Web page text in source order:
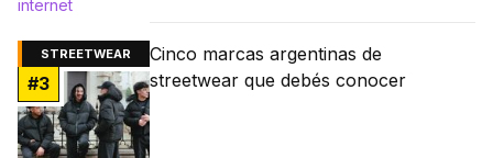
STREETWEAR
#3
Cinco marcas argentinas de
streetwear que debés conocer